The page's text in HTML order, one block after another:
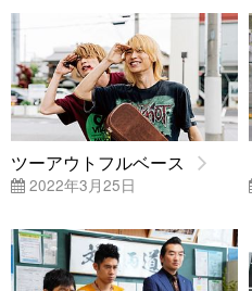
ツーアウトフルベース
2022年3月25日